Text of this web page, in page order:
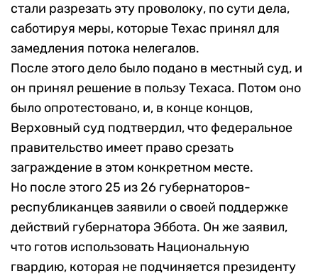
стали разрезать эту проволоку, по сути дела,
саботируя меры, которые Техас принял для
замедления потока нелегалов.
После этого дело было подано в местный суд, и
он принял решение в пользу Техаса. Потом оно
было опротестовано, и, в конце концов,
Верховный суд подтвердил, что федеральное
правительство имеет право срезать
заграждение в этом конкретном месте.
Но после этого 25 из 26 губернаторов-
республиканцев заявили о своей поддержке
действий губернатора Эббота. Он же заявил,
что готов использовать Национальную
гвардию, которая не подчиняется президенту